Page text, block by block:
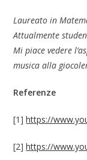
Laureato in
Attualmente
Mi piace vedere
musica alla
Referenze
[1]https://
[2]https://